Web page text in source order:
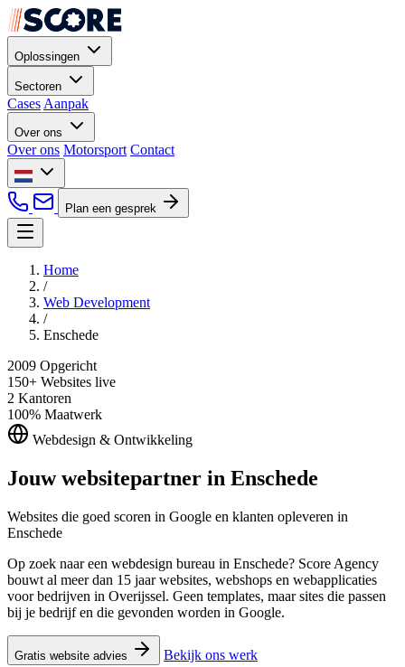
Oplossingen
Sectoren
Cases Aanpak
Over ons
Over ons Motorsport Contact
Plan een gesprek
Home
/
Web Development
/
Enschede
2009 Opgericht
150+ Websites live
2 Kantoren
100% Maatwerk
Webdesign & Ontwikkeling
Jouw websitepartner in Enschede
Websites die goed scoren in Google en klanten opleveren in
Enschede
Op zoek naar een webdesign bureau in Enschede? Score Agency
bouwt al meer dan 15 jaar websites, webshops en webapplicaties
voor bedrijven in Overijssel. Geen templates, maar sites die passen
bij je bedrijf en die gevonden worden in Google.
Gratis website advies Bekijk ons werk